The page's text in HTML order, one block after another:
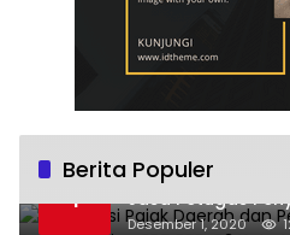
Berita Populer
1
Sosialisasi Pajak
Jasa Petugas
Kota Mataram
Desember 1, 2020